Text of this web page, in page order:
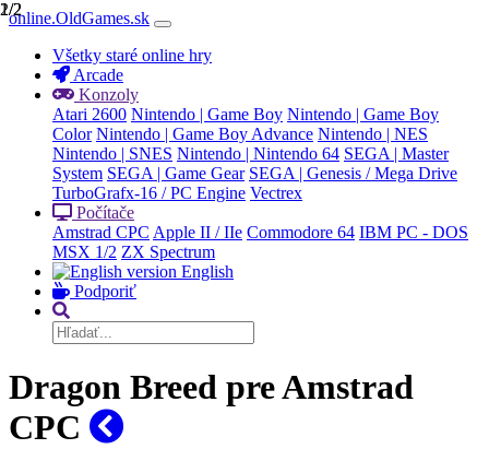
online.OldGames.sk
Všetky staré online hry
Arcade
Konzoly
Atari 2600 Nintendo | Game Boy Nintendo | Game Boy
Color Nintendo | Game Boy Advance Nintendo | NES
Nintendo | SNES Nintendo | Nintendo 64 SEGA | Master
System SEGA | Game Gear SEGA | Genesis / Mega Drive
TurboGrafx-16 / PC Engine Vectrex
Počítače
Amstrad CPC Apple II / IIe Commodore 64 IBM PC - DOS
MSX 1/2 ZX Spectrum
English
Podporiť
Dragon Breed pre Amstrad
CPC
1/2
2/2